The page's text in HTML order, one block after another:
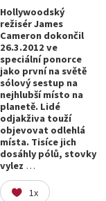
Hollywoodský
režisér James
Cameron dokončil
26.3.2012 ve
speciální ponorce
jako první na světě
sólový sestup na
nejhlubší místo na
planetě. Lidé
odjakživa touží
objevovat odlehlá
místa. Tisíce jich
dosáhly pólů, stovky
vylez …
1x